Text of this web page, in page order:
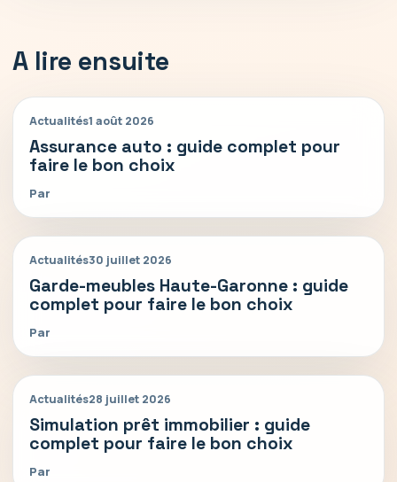
A lire ensuite
Actualités1 août 2026
Assurance auto : guide complet pour
faire le bon choix
Par
Actualités30 juillet 2026
Garde-meubles Haute-Garonne : guide
complet pour faire le bon choix
Par
Actualités28 juillet 2026
Simulation prêt immobilier : guide
complet pour faire le bon choix
Par